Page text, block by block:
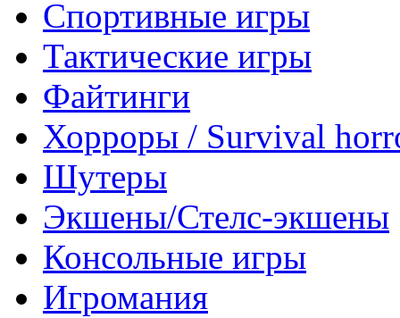
Спортивные игры
Тактические игры
Файтинги
Хорроры / Survival
Шутеры
Экшены/Стелс-экшены
Консольные игры
Игромания